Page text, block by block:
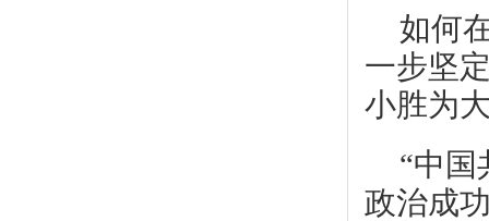
如何
一步坚
小胜为
“中国
政治成